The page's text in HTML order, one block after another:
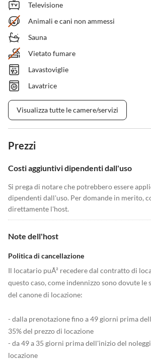
Televisione
Animali e cani non ammessi
Sauna
Vietato fumare
Lavastoviglie
Lavatrice
Visualizza tutte le camere/servizi
Prezzi
Costi aggiuntivi dipendenti dall'uso
Si prega di notare che potrebbero essere
dipendenti dall'uso. Per domande in merito,
direttamente l'host.
Note dell'host
Politica di cancellazione
Il locatario puÃ² recedere dal contratto di
questo caso, come indennizzo sono dovute le
del canone di locazione:
- dalla prenotazione fino a 49 giorni prima
35% del prezzo di locazione
- da 49 a 35 giorni prima dell'inizio del
locazione